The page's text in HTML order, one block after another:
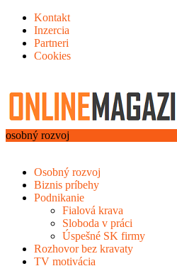
Kontakt
Inzercia
Partneri
Cookies
osobný rozvoj
Osobný rozvoj
Biznis príbehy
Podnikanie
Fialová krava
Sloboda v práci
Úspešné SK firmy
Rozhovor bez kravaty
TV motivácia